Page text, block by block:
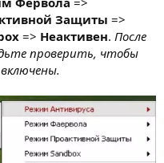
Защиты =>
=> Неактивен. После
проверить, чтобы